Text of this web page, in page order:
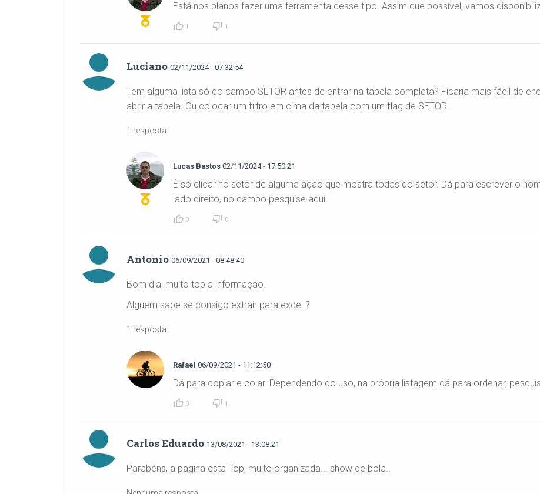
Está nos planos fazer uma ferramenta desse tipo. Assim que possível, vamos
1 1
Luciano 02/11/2024 - 07:32:54
Tem alguma lista só do campo SETOR antes de entrar na tabela completa? Ficaria mais fácil de
abrir a tabela. Ou colocar um filtro em cima da tabela com um flag de SETOR.
1 resposta
Lucas Bastos 02/11/2024 - 17:50:21
É só clicar no setor de alguma ação que mostra todas do setor. Dá para escrever o
lado direito, no campo pesquise aqui.
0 0
Antonio 06/09/2021 - 08:48:40
Bom dia, muito top a informação.
Alguem sabe se consigo extrair para excel ?
1 resposta
Rafael 06/09/2021 - 11:12:50
Dá para copiar e colar. Dependendo do uso, na própria listagem dá para ordenar,
0 1
Carlos Eduardo 13/08/2021 - 13:08:21
Parabéns, a pagina esta Top, muito organizada... show de bola..